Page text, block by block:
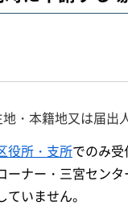
・本籍地又は届出
役所・支所でのみ
ーナー・三宮セン
いません。